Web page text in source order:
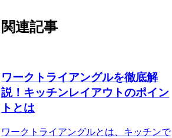
関連記事
ワークトライアングルを徹底解
説！キッチンレイアウトのポイン
トとは
ワークトライアングルとは、キッチンで